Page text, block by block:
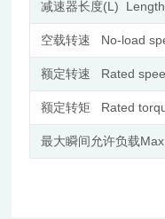
减速器长度(L)
空载转速 No-load
额定转速 Rated
额定转矩 Rated
最大瞬间允许负载